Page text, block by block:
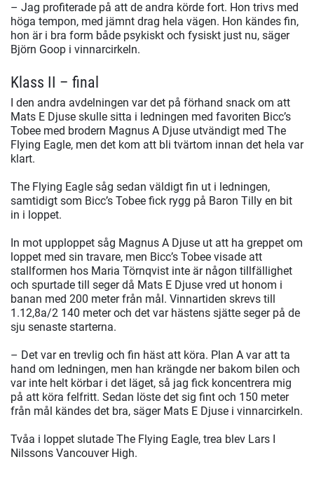
– Jag profiterade på att de andra körde fort. Hon trivs med
höga tempon, med jämnt drag hela vägen. Hon kändes fin,
hon är i bra form både psykiskt och fysiskt just nu, säger
Björn Goop i vinnarcirkeln.
Klass II – final
I den andra avdelningen var det på förhand snack om att
Mats E Djuse skulle sitta i ledningen med favoriten Bicc’s
Tobee med brodern Magnus A Djuse utvändigt med The
Flying Eagle, men det kom att bli tvärtom innan det hela var
klart.
The Flying Eagle såg sedan väldigt fin ut i ledningen,
samtidigt som Bicc’s Tobee fick rygg på Baron Tilly en bit
in i loppet.
In mot upploppet såg Magnus A Djuse ut att ha greppet om
loppet med sin travare, men Bicc’s Tobee visade att
stallformen hos Maria Törnqvist inte är någon tillfällighet
och spurtade till seger då Mats E Djuse vred ut honom i
banan med 200 meter från mål. Vinnartiden skrevs till
1.12,8a/2 140 meter och det var hästens sjätte seger på de
sju senaste starterna.
– Det var en trevlig och fin häst att köra. Plan A var att ta
hand om ledningen, men han krängde ner bakom bilen och
var inte helt körbar i det läget, så jag fick koncentrera mig
på att köra felfritt. Sedan löste det sig fint och 150 meter
från mål kändes det bra, säger Mats E Djuse i vinnarcirkeln.
Tvåa i loppet slutade The Flying Eagle, trea blev Lars I
Nilssons Vancouver High.